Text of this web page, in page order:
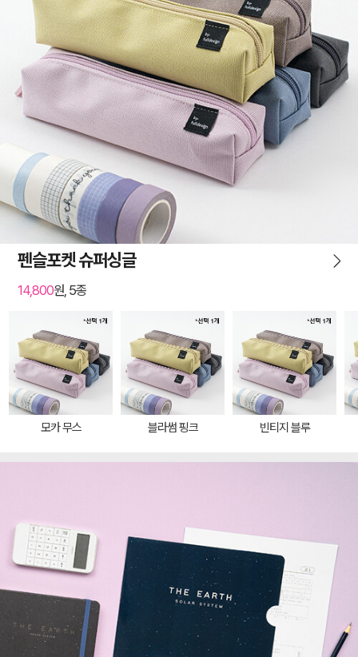
펜슬포켓 슈퍼싱글
14,800원, 5종
모카 무스 블라썸 핑크 빈티지 블루